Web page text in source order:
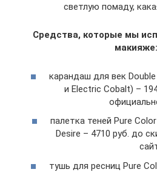
светлую помаду,
Средства, которые мы
макияже:
карандаш для век
и Electric Cobalt) –
палетка теней Pure
Desire – 4710 руб. до
тушь для ресниц Pure